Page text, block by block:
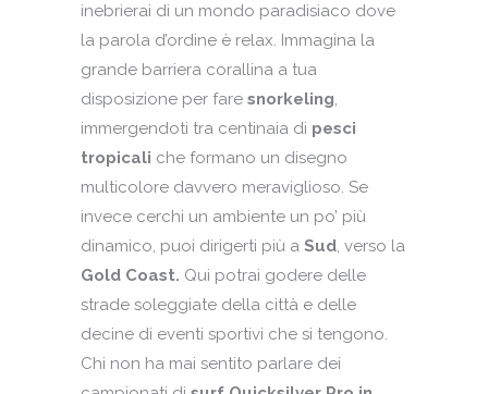
inebrierai di un mondo paradisiaco dove
la parola d’ordine è relax. Immagina la
grande barriera corallina a tua
disposizione per fare snorkeling,
immergendoti tra centinaia di pesci
tropicali che formano un disegno
multicolore davvero meraviglioso. Se
invece cerchi un ambiente un po’ più
dinamico, puoi dirigerti più a Sud, verso la
Gold Coast. Qui potrai godere delle
strade soleggiate della città e delle
decine di eventi sportivi che si tengono.
Chi non ha mai sentito parlare dei